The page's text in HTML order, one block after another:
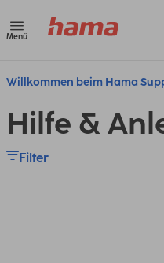
Menü
Willkommen beim Hama
Hilfe &
Filter